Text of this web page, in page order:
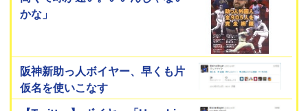
かな」
阪神新助っ人ボイヤー、早くも片
仮名を使いこなす